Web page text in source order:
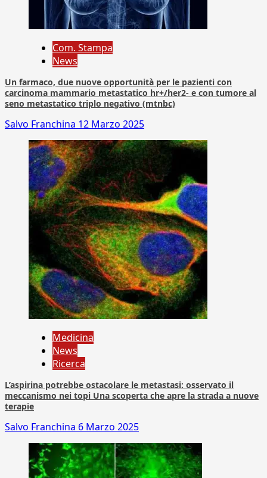
Com. Stampa
News
Un farmaco, due nuove opportunità per le pazienti con
carcinoma mammario metastatico hr+/her2- e con tumore al
seno metastatico triplo negativo (mtnbc)
Salvo Franchina 12 Marzo 2025
Medicina
News
Ricerca
L’aspirina potrebbe ostacolare le metastasi: osservato il
meccanismo nei topi Una scoperta che apre la strada a nuove
terapie
Salvo Franchina 6 Marzo 2025